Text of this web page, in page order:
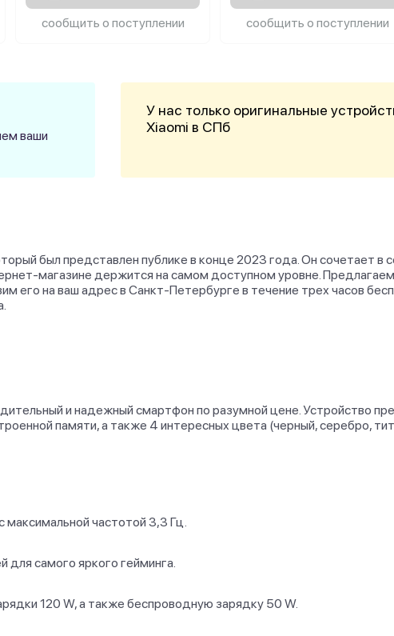
сообщить о поступлении сообщить о поступлении
ваши
У нас только оригинальные
Xiaomi в СПб
был представлен публике в конце 2023 года. Он сочетает в
магазине держится на самом доступном уровне.
его на ваш адрес в Санкт-Петербурге в течение трех часов
и надежный смартфон по разумной цене. Устройство
памяти, а также 4 интересных цвета (черный, серебро,
частотой 3,3 Гц.
самого яркого гейминга.
120 W, а также беспроводную зарядку 50 W.